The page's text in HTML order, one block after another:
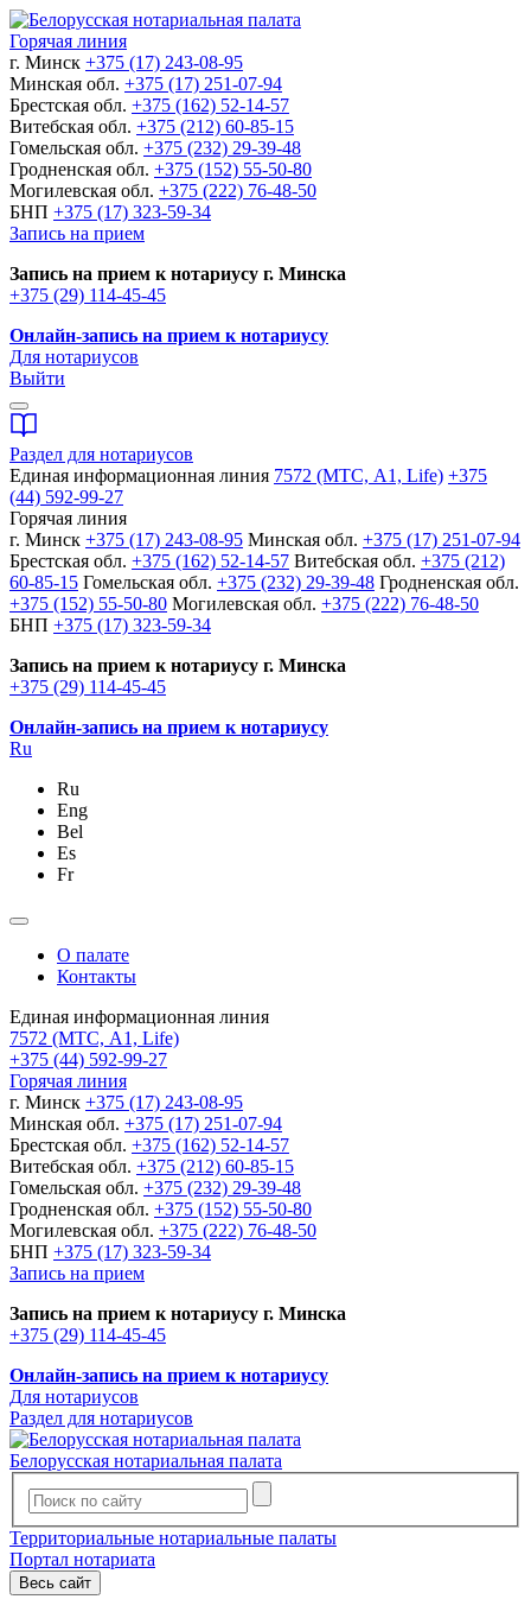
Горячая линия
г. Минск +375 (17) 243-08-95
Минская обл. +375 (17) 251-07-94
Брестская обл. +375 (162) 52-14-57
Витебская обл. +375 (212) 60-85-15
Гомельская обл. +375 (232) 29-39-48
Гродненская обл. +375 (152) 55-50-80
Могилевская обл. +375 (222) 76-48-50
БНП +375 (17) 323-59-34
Запись на прием
Запись на прием к нотариусу г. Минска
+375 (29) 114-45-45
Онлайн-запись на прием к нотариусу
Для нотариусов
Выйти
Раздел для нотариусов
Единая информационная линия 7572 (МТС, A1, Life) +375
(44) 592-99-27
Горячая линия
г. Минск +375 (17) 243-08-95 Минская обл. +375 (17) 251-07-94
Брестская обл. +375 (162) 52-14-57 Витебская обл. +375 (212)
60-85-15 Гомельская обл. +375 (232) 29-39-48 Гродненская обл.
+375 (152) 55-50-80 Могилевская обл. +375 (222) 76-48-50
БНП +375 (17) 323-59-34
Запись на прием к нотариусу г. Минска
+375 (29) 114-45-45
Онлайн-запись на прием к нотариусу
Ru
Ru
Eng
Bel
Es
Fr
О палате
Контакты
Единая информационная линия
7572 (МТС, A1, Life)
+375 (44) 592-99-27
Горячая линия
г. Минск +375 (17) 243-08-95
Минская обл. +375 (17) 251-07-94
Брестская обл. +375 (162) 52-14-57
Витебская обл. +375 (212) 60-85-15
Гомельская обл. +375 (232) 29-39-48
Гродненская обл. +375 (152) 55-50-80
Могилевская обл. +375 (222) 76-48-50
БНП +375 (17) 323-59-34
Запись на прием
Запись на прием к нотариусу г. Минска
+375 (29) 114-45-45
Онлайн-запись на прием к нотариусу
Для нотариусов
Раздел для нотариусов
Белорусская нотариальная палата
Территориальные нотариальные палаты
Портал нотариата
Весь сайт